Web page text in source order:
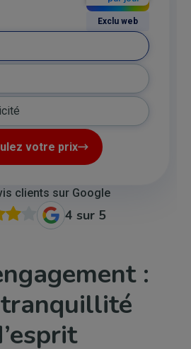
Exclu web
votre prix
clients sur Google
4 sur 5
: